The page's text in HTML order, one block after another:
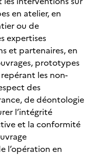
en atelier, en
ou de
expertises
et partenaires, en
prototypes
les non-
des
de déontologie
l’intégrité
et la conformité
l’opération en